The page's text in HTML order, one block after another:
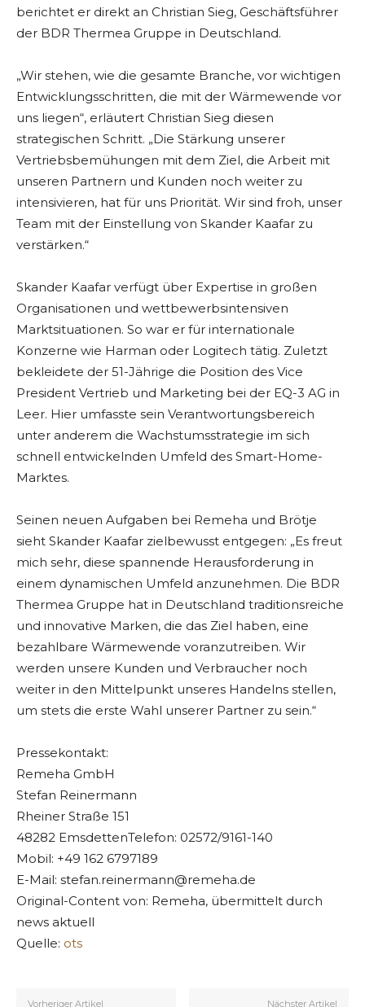
berichtet er direkt an Christian Sieg, Geschäftsführer
der BDR Thermea Gruppe in Deutschland.
„Wir stehen, wie die gesamte Branche, vor wichtigen
Entwicklungsschritten, die mit der Wärmewende vor
uns liegen“, erläutert Christian Sieg diesen
strategischen Schritt. „Die Stärkung unserer
Vertriebsbemühungen mit dem Ziel, die Arbeit mit
unseren Partnern und Kunden noch weiter zu
intensivieren, hat für uns Priorität. Wir sind froh, unser
Team mit der Einstellung von Skander Kaafar zu
verstärken.“
Skander Kaafar verfügt über Expertise in großen
Organisationen und wettbewerbsintensiven
Marktsituationen. So war er für internationale
Konzerne wie Harman oder Logitech tätig. Zuletzt
bekleidete der 51-Jährige die Position des Vice
President Vertrieb und Marketing bei der EQ-3 AG in
Leer. Hier umfasste sein Verantwortungsbereich
unter anderem die Wachstumsstrategie im sich
schnell entwickelnden Umfeld des Smart-Home-
Marktes.
Seinen neuen Aufgaben bei Remeha und Brötje
sieht Skander Kaafar zielbewusst entgegen: „Es freut
mich sehr, diese spannende Herausforderung in
einem dynamischen Umfeld anzunehmen. Die BDR
Thermea Gruppe hat in Deutschland traditionsreiche
und innovative Marken, die das Ziel haben, eine
bezahlbare Wärmewende voranzutreiben. Wir
werden unsere Kunden und Verbraucher noch
weiter in den Mittelpunkt unseres Handelns stellen,
um stets die erste Wahl unserer Partner zu sein.“
Pressekontakt:
Remeha GmbH
Stefan Reinermann
Rheiner Straße 151
48282 EmsdettenTelefon: 02572/9161-140
Mobil: +49 162 6797189
E-Mail: stefan.reinermann@remeha.de
Original-Content von: Remeha, übermittelt durch
news aktuell
Quelle: ots
Vorheriger Artikel Nächster Artikel